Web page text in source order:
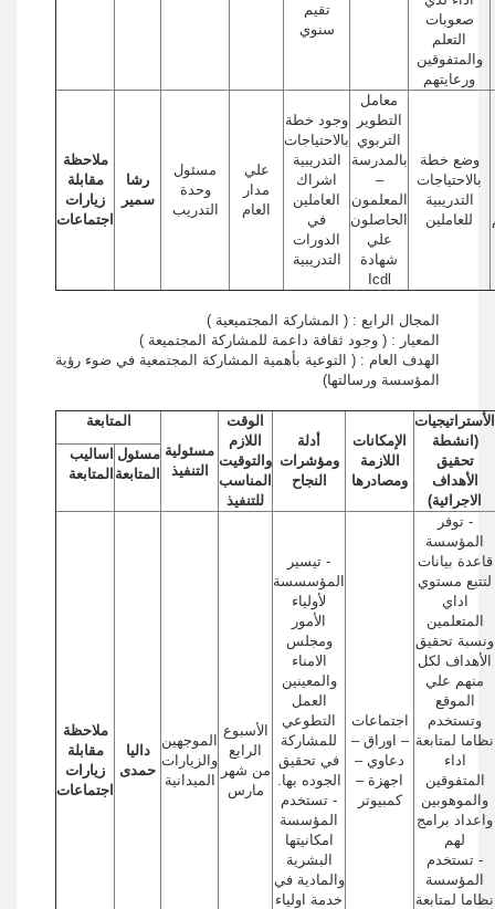
صعوبات
التعلم
والمتفوقين
ورعايتهم
تقيم
سنوي
وضع خطة
بالاحتياجات
التدريبية
للعاملين
معامل
التطوير
التربوي
بالمدرسة
–
المعلمون
الحاصلون
علي
شهادة
Icdl
وجود خطة
بالاحتياجات
التدريبية
اشراك
العاملين
في
الدورات
التدريبية
علي
مدار
العام
مسئول
وحدة
التدريب
رشا
سمير
ملاحظة
مقابلة
زيارات
اجتماعات
المجال الرابع : ( المشاركة المجتميعية )
المعيار : ( وجود ثقافة داعمة للمشاركة المجتميعة )
الهدف العام : ( التوعية بأهمية المشاركة المجتمعية في ضوء رؤية
المؤسسة ورسالتها)
الأستراتيجيات
(انشطة
تحقيق
الأهداف
الاجرائية)
الإمكانات
اللازمة
ومصادرها
أدلة
ومؤشرات
النجاح
الوقت
اللازم
والتوقيت
المناسب
للتنفيذ
مسئولية
التنفيذ
المتابعة
مسئول
المتابعة
اساليب
المتابعة
- توفر
المؤسسة
قاعدة بيانات
لتتبع مستوي
اداي
المتعلمين
ونسبة تحقيق
الأهداف لكل
منهم علي
الموقع
وتستخدم
نظاما لمتابعة
اداء
المتفوقين
والموهوبين
واعداد برامج
لهم
- تستخدم
المؤسسة
نظاما لمتابعة
اجتماعات
– اوراق –
دعاوي –
اجهزة –
كمبيوتر
- تيسير
المؤسسسة
لأولياء
الأمور
ومجلس
الامناء
والمعينين
العمل
التطوعي
للمشاركة
في تحقيق
الجوده بها.
- تستخدم
المؤسسة
امكانيتها
البشرية
والمادية في
خدمة اولياء
الأسبوع
الرابع
من شهر
مارس
الموجهين
والزيارات
الميدانية
داليا
حمدى
ملاحظة
مقابلة
زيارات
اجتماعات